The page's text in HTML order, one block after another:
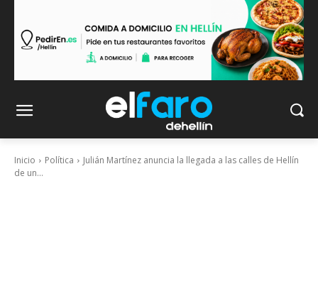
Inicio Política
Julián Martínez anuncia la llegada a las calles de Hellín
de un...